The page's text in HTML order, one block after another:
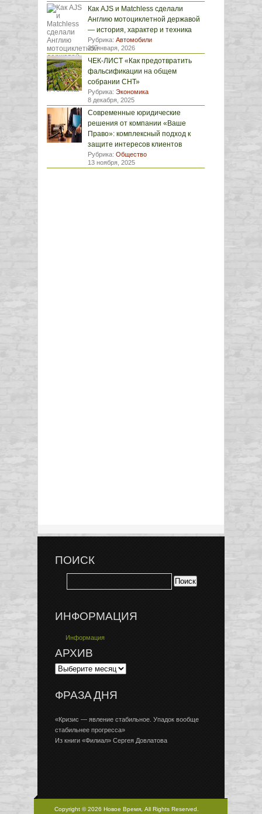
Как AJS и Matchless сделали
Англию мотоциклетной державой
— история, характер и техника
Рубрика: Автомобили
29 января, 2026
ЧЕК-ЛИСТ «Как предотвратить
фальсификации на общем
собрании СНТ»
Рубрика: Экономика
8 декабря, 2025
Современные юридические
решения от компании «Ваше
Право»: комплексный подход к
защите интересов клиентов
Рубрика: Общество
13 ноября, 2025
ПОИСК
ИНФОРМАЦИЯ
Информация
АРХИВ
ФРАЗА ДНЯ
«Кризис — явление стабильное. Упадок вообще
стабильнее прогресса»
Из книги «Филиал» Сергея Довлатова
Copyright © 2026 Новое Время, All Rights Reserved.